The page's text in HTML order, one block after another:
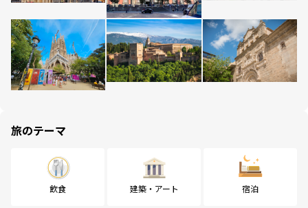
旅のテーマ
飲食 建築・アート 宿泊